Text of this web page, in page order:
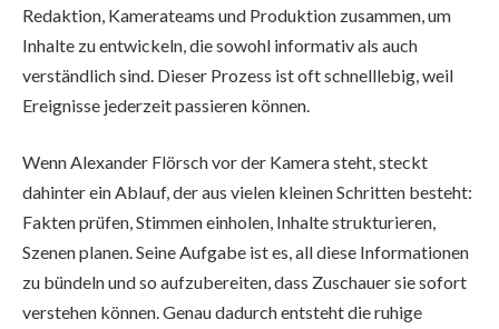
Redaktion, Kamerateams und Produktion zusammen, um
Inhalte zu entwickeln, die sowohl informativ als auch
verständlich sind. Dieser Prozess ist oft schnelllebig, weil
Ereignisse jederzeit passieren können.
Wenn Alexander Flörsch vor der Kamera steht, steckt
dahinter ein Ablauf, der aus vielen kleinen Schritten besteht:
Fakten prüfen, Stimmen einholen, Inhalte strukturieren,
Szenen planen. Seine Aufgabe ist es, all diese Informationen
zu bündeln und so aufzubereiten, dass Zuschauer sie sofort
verstehen können. Genau dadurch entsteht die ruhige